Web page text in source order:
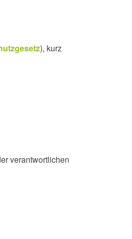
), kurz
verantwortlichen